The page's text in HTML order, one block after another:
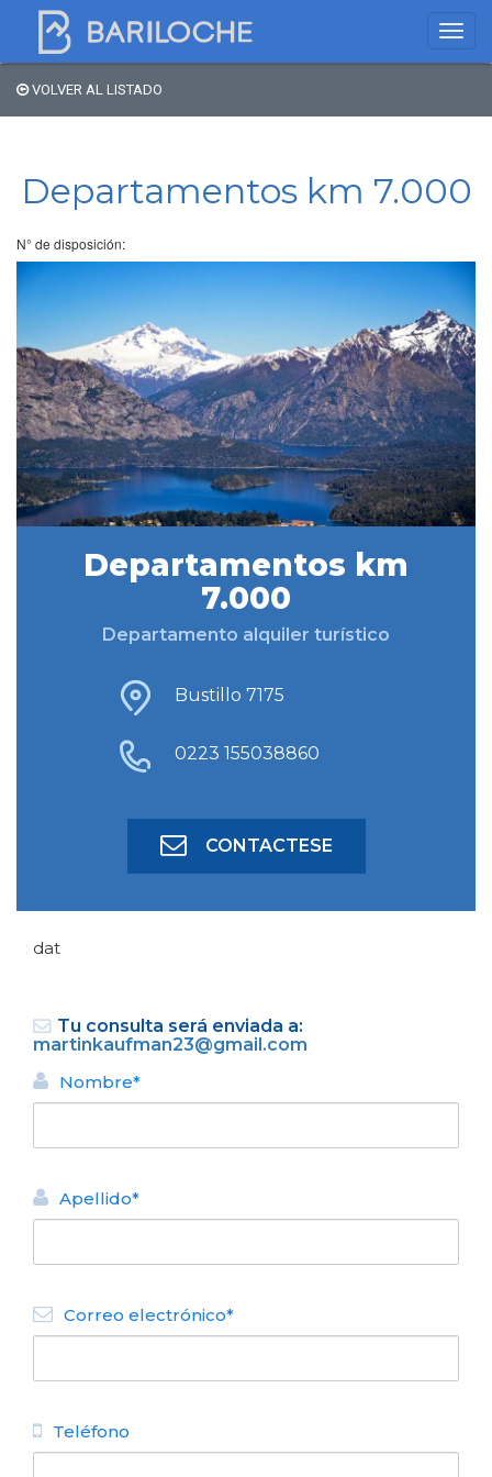
Bariloche
Tipo de alojamiento
Estrellas
Zona
BUSCAR ALOJAMIENTO
BÚSQUEDA AVANZADA
VOLVER
DEPARTAMENTO ALQUILER
N° de disposición:
VOLVER AL LISTADO
Departamentos km 7.000
N° de disposición:
Departamentos km
7.000
Departamento alquiler turístico
Bustillo 7175
0223 155038860
CONTACTESE
dat
Tu consulta será enviada a:
martinkaufman23@gmail.com
Nombre*
Apellido*
Correo electrónico*
Teléfono